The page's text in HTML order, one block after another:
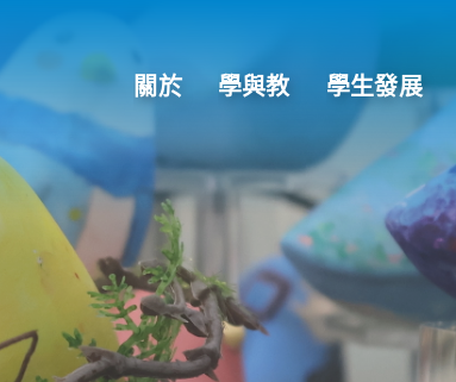
關於 學與教 學生發展